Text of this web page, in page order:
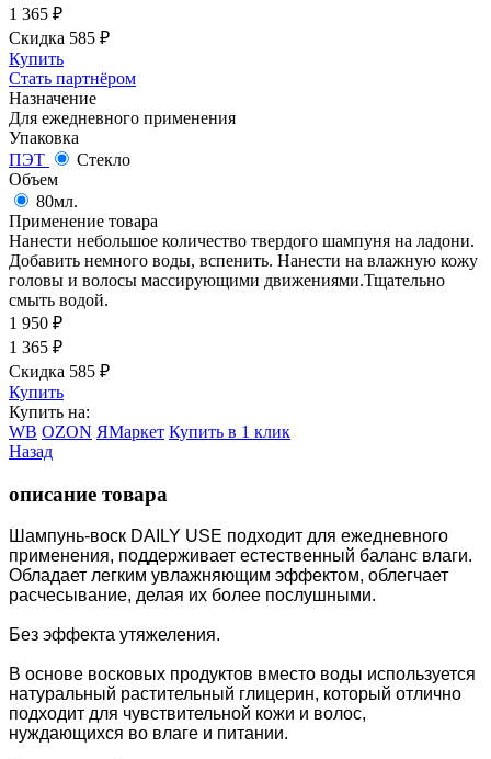
1 365 ₽
Скидка 585 ₽
Купить
Стать партнёром
Назначение
Для ежедневного применения
Упаковка
ПЭТ
Стекло
Объем
80мл.
Применение товара
Нанести небольшое количество твердого шампуня на ладони.
Добавить немного воды, вспенить. Нанести на влажную кожу
головы и волосы массирующими движениями.Тщательно
смыть водой.
1 950 ₽
1 365 ₽
Скидка 585 ₽
Купить
Купить на:
WB OZON ЯМаркет Купить в 1 клик
Назад
описание товара
Шампунь-воск DAILY USE подходит для ежедневного
применения, поддерживает естественный баланс влаги.
Обладает легким увлажняющим эффектом, облегчает
расчесывание, делая их более послушными.
Без эффекта утяжеления.
В основе восковых продуктов вместо воды используется
натуральный растительный глицерин, который отлично
подходит для чувствительной кожи и волос,
нуждающихся во влаге и питании.